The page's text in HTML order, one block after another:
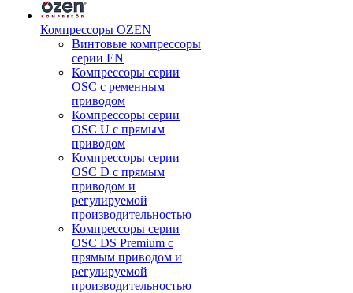
Компрессоры OZEN
Винтовые компрессоры
серии EN
Компрессоры серии
OSC с ременным
приводом
Компрессоры серии
OSC U с прямым
приводом
Компрессоры серии
OSC D с прямым
приводом и
регулируемой
производительностью
Компрессоры серии
OSC DS Premium с
прямым приводом и
регулируемой
производительностью